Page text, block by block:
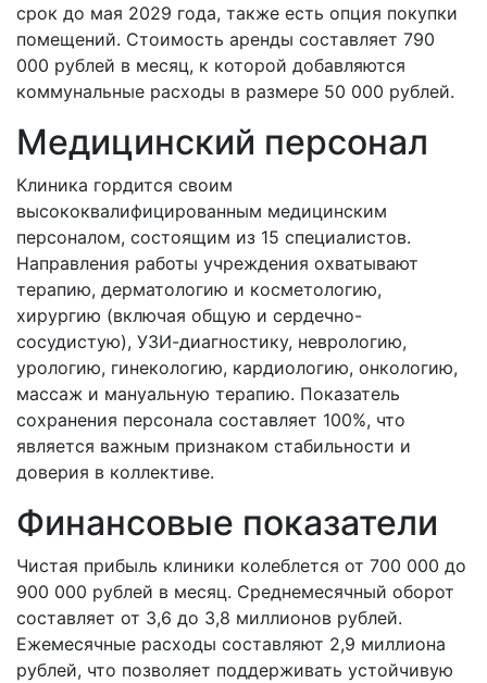
срок до мая 2029 года, также есть опция покупки
помещений. Стоимость аренды составляет 790
000 рублей в месяц, к которой добавляются
коммунальные расходы в размере 50 000 рублей.
Медицинский персонал
Клиника гордится своим
высококвалифицированным медицинским
персоналом, состоящим из 15 специалистов.
Направления работы учреждения охватывают
терапию, дерматологию и косметологию,
хирургию (включая общую и сердечно-
сосудистую), УЗИ-диагностику, неврологию,
урологию, гинекологию, кардиологию, онкологию,
массаж и мануальную терапию. Показатель
сохранения персонала составляет 100%, что
является важным признаком стабильности и
доверия в коллективе.
Финансовые показатели
Чистая прибыль клиники колеблется от 700 000 до
900 000 рублей в месяц. Среднемесячный оборот
составляет от 3,6 до 3,8 миллионов рублей.
Ежемесячные расходы составляют 2,9 миллиона
рублей, что позволяет поддерживать устойчивую